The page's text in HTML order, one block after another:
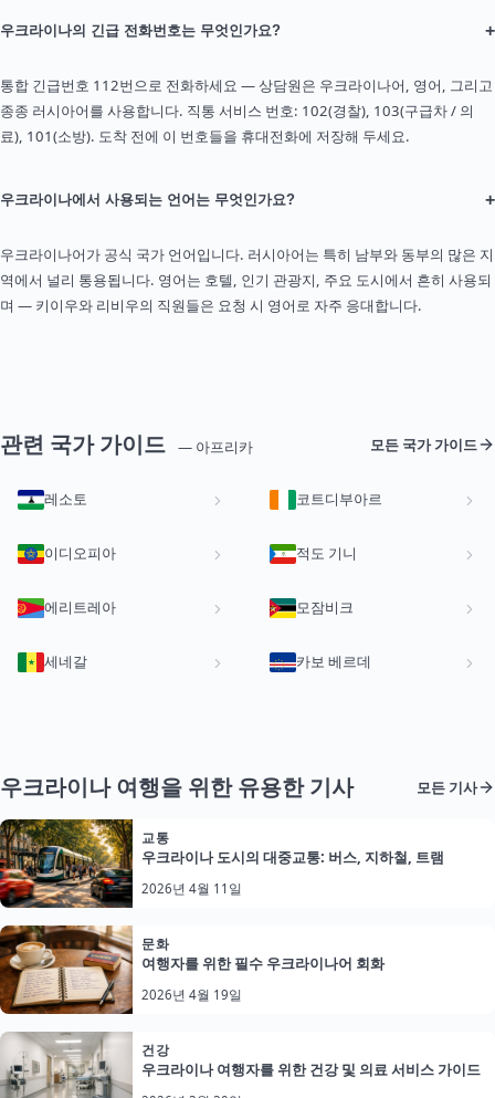
우크라이나의 긴급 전화번호는 무엇인가요? +
통합 긴급번호 112번으로 전화하세요 — 상담원은 우크라이나어, 영어, 그리고
종종 러시아어를 사용합니다. 직통 서비스 번호: 102(경찰), 103(구급차 / 의
료), 101(소방). 도착 전에 이 번호들을 휴대전화에 저장해 두세요.
우크라이나에서 사용되는 언어는 무엇인가요? +
우크라이나어가 공식 국가 언어입니다. 러시아어는 특히 남부와 동부의 많은 지
역에서 널리 통용됩니다. 영어는 호텔, 인기 관광지, 주요 도시에서 흔히 사용되
며 — 키이우와 리비우의 직원들은 요청 시 영어로 자주 응대합니다.
관련 국가 가이드 — 아프리카 모든 국가 가이드
레소토 코트디부아르
이디오피아 적도 기니
에리트레아 모잠비크
세네갈 카보 베르데
우크라이나 여행을 위한 유용한 기사 모든 기사
교통
우크라이나 도시의 대중교통: 버스, 지하철, 트램
2026년 4월 11일
문화
여행자를 위한 필수 우크라이나어 회화
2026년 4월 19일
건강
우크라이나 여행자를 위한 건강 및 의료 서비스 가이드